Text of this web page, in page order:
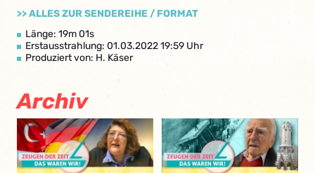
>> ALLES ZUR SENDEREIHE / FORMAT
Länge: 19m 01s
Erstausstrahlung: 01.03.2022 19:59 Uhr
Produziert von: H. Käser
Archiv